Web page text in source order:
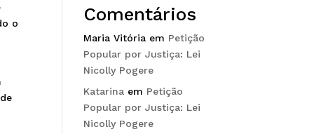
o
Comentários
Maria Vitória em Petição
Popular por Justiça: Lei
Nicolly Pogere
Katarina em Petição
Popular por Justiça: Lei
Nicolly Pogere